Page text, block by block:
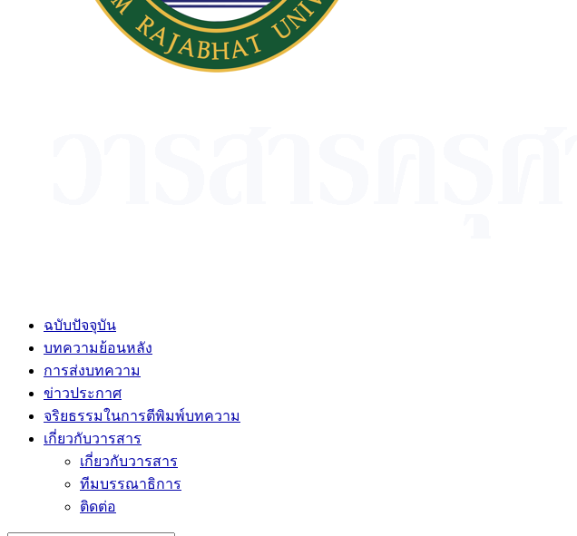
ฉบับปัจจุบัน
บทความย้อนหลัง
การส่งบทความ
ข่าวประกาศ
จริยธรรมในการตีพิมพ์บทความ
เกี่ยวกับวารสาร
เกี่ยวกับวารสาร
ทีมบรรณาธิการ
ติดต่อ